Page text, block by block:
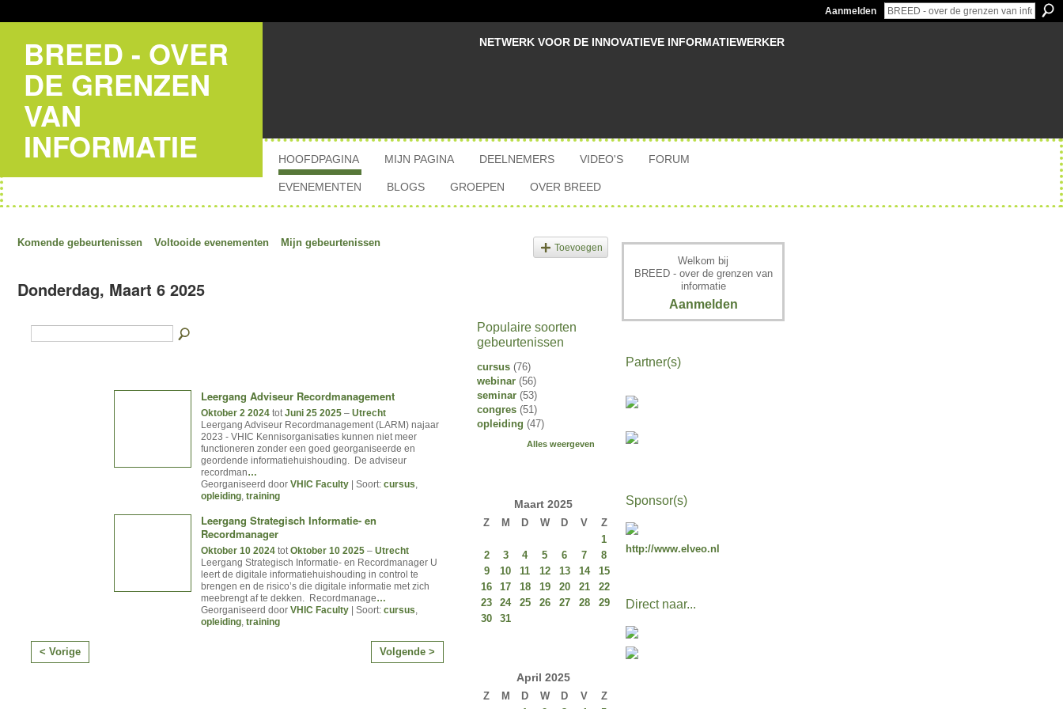
Aanmelden
BREED - OVER
DE GRENZEN
VAN
INFORMATIE
NETWERK VOOR DE INNOVATIEVE INFORMATIEWERKER
HOOFDPAGINA MIJN PAGINA DEELNEMERS VIDEO'S FORUM
EVENEMENTEN BLOGS GROEPEN OVER BREED
Komende gebeurtenissen Voltooide evenementen Mijn gebeurtenissen Toevoegen
Donderdag, Maart 6 2025
Leergang Adviseur Recordmanagement
Oktober 2 2024 tot Juni 25 2025 – Utrecht
Leergang Adviseur Recordmanagement (LARM) najaar
2023 - VHIC Kennisorganisaties kunnen niet meer
functioneren zonder een goed georganiseerde en
geordende informatiehuishouding. De adviseur
recordman…
Georganiseerd door VHIC Faculty | Soort: cursus
opleiding training
Leergang Strategisch Informatie- en
Recordmanager
Oktober 10 2024 totOktober 10 2025 – Utrecht
Leergang Strategisch Informatie- en Recordmanager U
leert de digitale informatiehuishouding in control te
brengen en de risico’s die digitale informatie met zich
meebrengt af te dekken. Recordmanage…
Georganiseerd door VHIC Faculty | Soort: cursus,
opleiding, training
< Vorige Volgende >
Populaire soorten
gebeurtenissen
cursus (76)
webinar (56)
seminar (53)
congres (51)
opleiding (47)
Alles weergeven
Maart 2025
Z M D W D V
Z
1
2
3 4 5 6 7
8
9
10 11 12 13 14
15
16
17 18 19 20 21
22
23
24 25 26 27 28
29
30
31
April 2025
Z M D W D V
Z
Welkom bij
BREED - over de grenzen van
informatie
Aanmelden
Partner(s)
Sponsor(s)
http://www.elveo.nl
Direct naar...